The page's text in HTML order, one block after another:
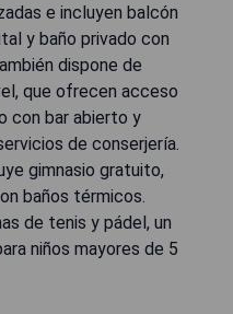
e incluyen balcón
y baño privado con
dispone de
que ofrecen acceso
con bar abierto y
de conserjería.
gimnasio gratuito,
baños térmicos.
de tenis y pádel, un
niños mayores de 5